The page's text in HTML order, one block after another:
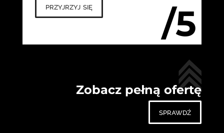
/5
przyjrzyj się
Zobacz pełną ofertę
sprawdź